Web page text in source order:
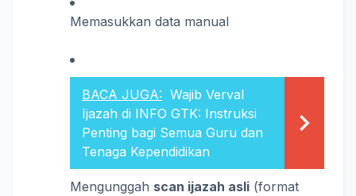
Memasukkan data manual
BACA JUGA: Wajib Verval
Ijazah di INFO GTK: Instruksi
Penting bagi Semua Guru dan
Tenaga Kependidikan
Mengunggah scan ijazah asli (format